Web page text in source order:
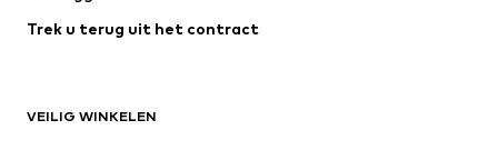
Speciale gelegenheden
Exclusief
SCHOENEN
Trek u terug uit het contract
VEILIG WINKELEN